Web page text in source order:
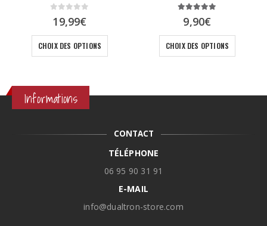
19,99€
CHOIX DES OPTIONS
Ce produit a plusieurs variations. Les options peuvent être choisies sur la page du produit
9,90€
CHOIX DES OPTIONS
Ce produit a plusieurs variations. Les options peuvent être choisies sur la page du produit
Informations
CONTACT
TÉLÉPHONE
06 95 90 31 91
E-MAIL
info@dualtron-store.com